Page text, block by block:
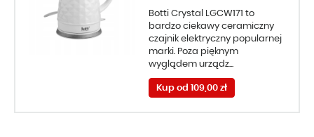
Botti Crystal LGCW171 to
bardzo ciekawy ceramiczny
czajnik elektryczny popularnej
marki. Poza pięknym
wyglądem urządz...
Kup od 109,00 zł